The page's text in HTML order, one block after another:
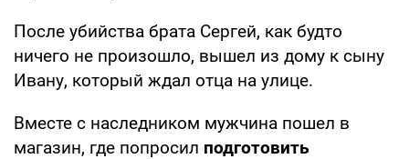
После убийства брата Сергей, как будто
ничего не произошло, вышел из дому к сыну
Ивану, который ждал отца на улице.
Вместе с наследником мужчина пошел в
магазин, где попросил подготовить